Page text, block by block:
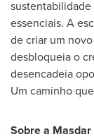
sustentabilidade
essenciais. A
de criar um
desbloqueia o
desencadeia
Um caminho
Sobre a Masdar